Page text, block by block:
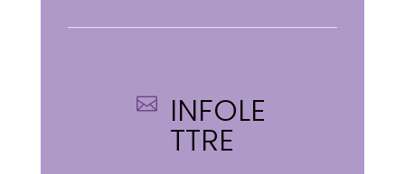
 INFOLE
TTRE